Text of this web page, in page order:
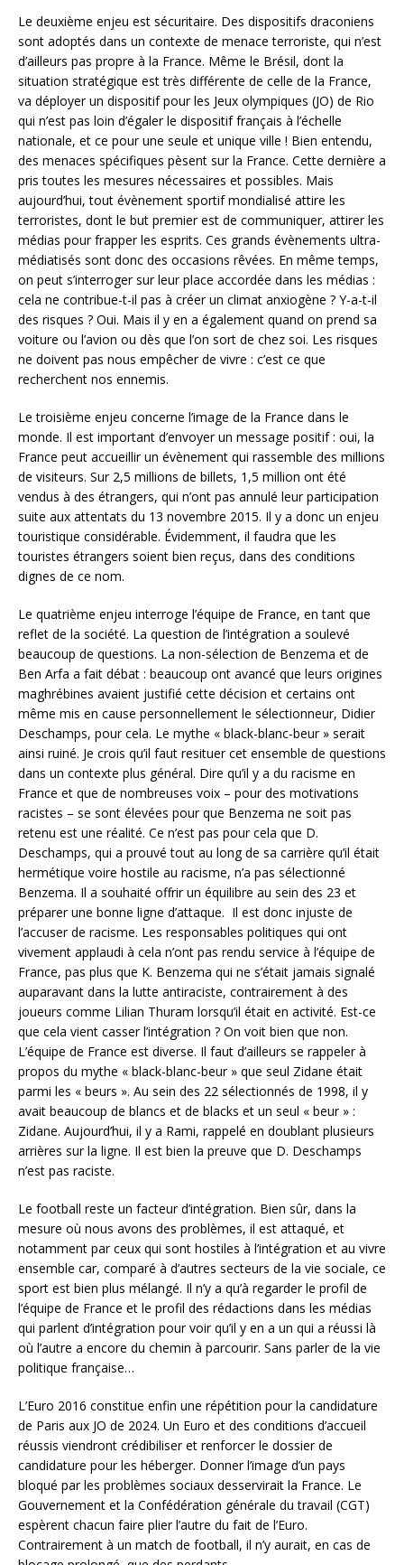
Le deuxième enjeu est sécuritaire. Des dispositifs draconiens
sont adoptés dans un contexte de menace terroriste, qui n’est
d’ailleurs pas propre à la France. Même le Brésil, dont la
situation stratégique est très différente de celle de la France,
va déployer un dispositif pour les Jeux olympiques (JO) de Rio
qui n’est pas loin d’égaler le dispositif français à l’échelle
nationale, et ce pour une seule et unique ville ! Bien entendu,
des menaces spécifiques pèsent sur la France. Cette dernière a
pris toutes les mesures nécessaires et possibles. Mais
aujourd’hui, tout évènement sportif mondialisé attire les
terroristes, dont le but premier est de communiquer, attirer les
médias pour frapper les esprits. Ces grands évènements ultra-
médiatisés sont donc des occasions rêvées. En même temps,
on peut s’interroger sur leur place accordée dans les médias :
cela ne contribue-t-il pas à créer un climat anxiogène ? Y-a-t-il
des risques ? Oui. Mais il y en a également quand on prend sa
voiture ou l’avion ou dès que l’on sort de chez soi. Les risques
ne doivent pas nous empêcher de vivre : c’est ce que
recherchent nos ennemis.
Le troisième enjeu concerne l’image de la France dans le
monde. Il est important d’envoyer un message positif : oui, la
France peut accueillir un évènement qui rassemble des millions
de visiteurs. Sur 2,5 millions de billets, 1,5 million ont été
vendus à des étrangers, qui n’ont pas annulé leur participation
suite aux attentats du 13 novembre 2015. Il y a donc un enjeu
touristique considérable. Évidemment, il faudra que les
touristes étrangers soient bien reçus, dans des conditions
dignes de ce nom.
Le quatrième enjeu interroge l’équipe de France, en tant que
reflet de la société. La question de l’intégration a soulevé
beaucoup de questions. La non-sélection de Benzema et de
Ben Arfa a fait débat : beaucoup ont avancé que leurs origines
maghrébines avaient justifié cette décision et certains ont
même mis en cause personnellement le sélectionneur, Didier
Deschamps, pour cela. Le mythe « black-blanc-beur » serait
ainsi ruiné. Je crois qu’il faut resituer cet ensemble de questions
dans un contexte plus général. Dire qu’il y a du racisme en
France et que de nombreuses voix – pour des motivations
racistes – se sont élevées pour que Benzema ne soit pas
retenu est une réalité. Ce n’est pas pour cela que D.
Deschamps, qui a prouvé tout au long de sa carrière qu’il était
hermétique voire hostile au racisme, n’a pas sélectionné
Benzema. Il a souhaité offrir un équilibre au sein des 23 et
préparer une bonne ligne d’attaque. Il est donc injuste de
l’accuser de racisme. Les responsables politiques qui ont
vivement applaudi à cela n’ont pas rendu service à l’équipe de
France, pas plus que K. Benzema qui ne s’était jamais signalé
auparavant dans la lutte antiraciste, contrairement à des
joueurs comme Lilian Thuram lorsqu’il était en activité. Est-ce
que cela vient casser l’intégration ? On voit bien que non.
L’équipe de France est diverse. Il faut d’ailleurs se rappeler à
propos du mythe « black-blanc-beur » que seul Zidane était
parmi les « beurs ». Au sein des 22 sélectionnés de 1998, il y
avait beaucoup de blancs et de blacks et un seul « beur » :
Zidane. Aujourd’hui, il y a Rami, rappelé en doublant plusieurs
arrières sur la ligne. Il est bien la preuve que D. Deschamps
n’est pas raciste.
Le football reste un facteur d’intégration. Bien sûr, dans la
mesure où nous avons des problèmes, il est attaqué, et
notamment par ceux qui sont hostiles à l’intégration et au vivre
ensemble car, comparé à d’autres secteurs de la vie sociale, ce
sport est bien plus mélangé. Il n’y a qu’à regarder le profil de
l’équipe de France et le profil des rédactions dans les médias
qui parlent d’intégration pour voir qu’il y en a un qui a réussi là
où l’autre a encore du chemin à parcourir. Sans parler de la vie
politique française…
L’Euro 2016 constitue enfin une répétition pour la candidature
de Paris aux JO de 2024. Un Euro et des conditions d’accueil
réussis viendront crédibiliser et renforcer le dossier de
candidature pour les héberger. Donner l’image d’un pays
bloqué par les problèmes sociaux desservirait la France. Le
Gouvernement et la Confédération générale du travail (CGT)
espèrent chacun faire plier l’autre du fait de l’Euro.
Contrairement à un match de football, il n’y aurait, en cas de